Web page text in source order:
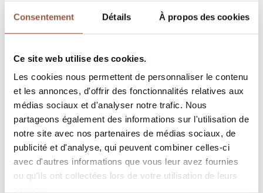
Consentement Détails À propos des cookies
Ce site web utilise des cookies.
Les cookies nous permettent de personnaliser le contenu
et les annonces, d'offrir des fonctionnalités relatives aux
médias sociaux et d'analyser notre trafic. Nous
partageons également des informations sur l'utilisation de
notre site avec nos partenaires de médias sociaux, de
publicité et d'analyse, qui peuvent combiner celles-ci
avec d'autres informations que vous leur avez fournies
ou qu'ils ont collectées lors de votre utilisation de leurs
caractéristiques du domaine tient de l’âge moyen
des vignes, il ne possède quasiment que des
Les coteaux et l'âge des ceps expliquent la taille
des raisins, aux baies miniatures et à la peau
épaisse, renfermant un jus très concentré. Le
Gamay est extraordinaire sur sa région berceau…
CULTURE
Sols sablo-limoneux en profondeur, gros sable en
surface.
Culture raisonnée.